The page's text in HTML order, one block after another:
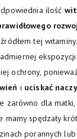
ilość
tej
ekspozycji
ochrony,
i uciskać
zarówno dla matki,
mamy spędzały
porannych lub